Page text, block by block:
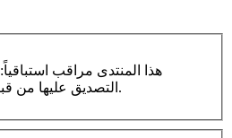
هذا المنتدى مراقب
التصديق عليها من قبل أحد المدراء او المديرات.